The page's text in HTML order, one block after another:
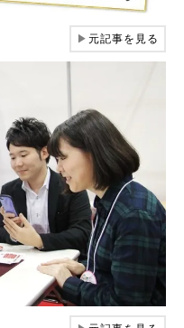
▶元記事を見る